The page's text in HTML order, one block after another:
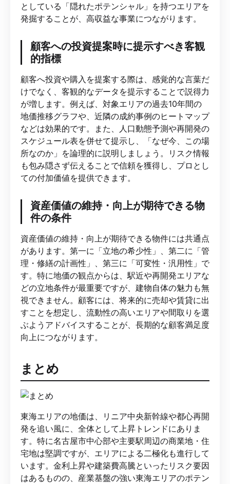
としている「隠れたポテンシャル」を持つエリアを
発掘することが、高収益な事業につながります。
顧客への投資提案時に提示すべき客観
的指標
顧客へ投資や購入を提案する際は、感覚的な言葉だ
けでなく、客観的なデータを提示することで説得力
が増します。例えば、対象エリアの過去10年間の
地価推移グラフや、近隣の成約事例のヒートマップ
などは効果的です。また、人口動態予測や再開発の
スケジュール表を併せて提示し、「なぜ今、この場
所なのか」を論理的に説明しましょう。リスク情報
も包み隠さず伝えることで信頼を獲得し、プロとし
ての付加価値を提供できます。
資産価値の維持・向上が期待できる物
件の条件
資産価値の維持・向上が期待できる物件には共通点
があります。第一に「立地の希少性」、第二に「管
理・修繕の計画性」、第三に「可変性・汎用性」で
す。特に地価の観点からは、駅近や再開発エリアな
どの立地条件が最重要ですが、建物自体の魅力も無
視できません。顧客には、将来的に売却や賃貸に出
すことを想定し、流動性の高いエリアや間取りを選
ぶようアドバイスすることが、長期的な顧客満足度
向上につながります。
まとめ
東海エリアの地価は、リニア中央新幹線や都心再開
発を追い風に、全体として上昇トレンドにありま
す。特に名古屋市中心部や主要駅周辺の商業地・住
宅地は堅調ですが、エリアによる二極化も進行して
います。金利上昇や建築費高騰といったリスク要因
はあるものの、産業基盤の強い東海エリアのポテン